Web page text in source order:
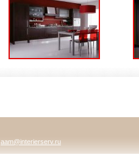
aam@interierserv.ru